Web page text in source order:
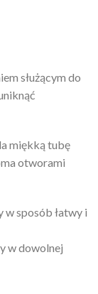
służącym do
miękką tubę
otworami
w sposób łatwy i
w dowolnej